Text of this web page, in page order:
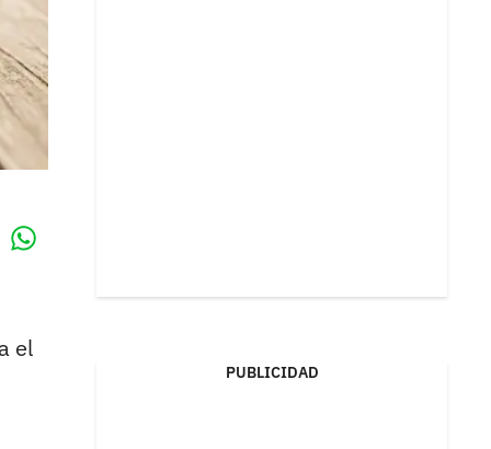
el
PUBLICIDAD